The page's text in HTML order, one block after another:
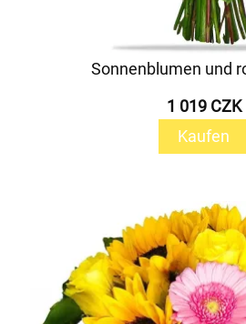
Sonnenblumen und
1 019 CZK
Kaufen